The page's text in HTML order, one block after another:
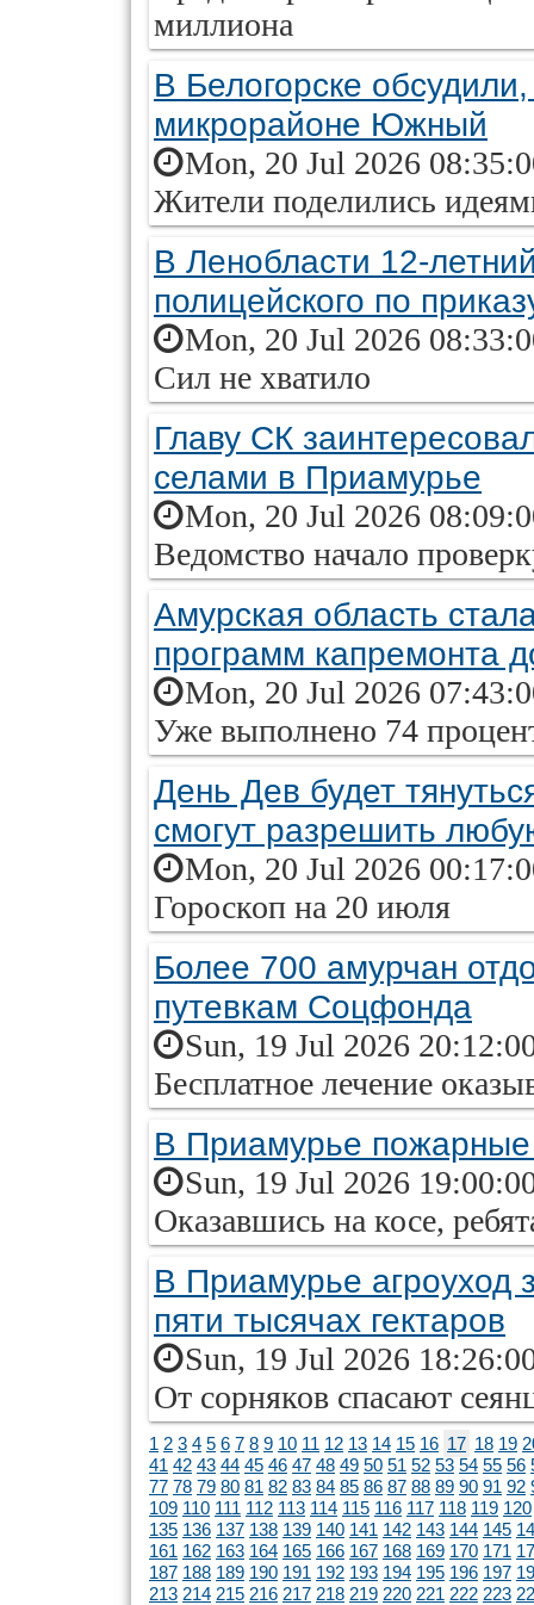
миллиона
В Белогорске
микрорайоне Южный
Mon, 20 Jul 2026
Жители поделились
В Ленобласти 12-
полицейского по
Mon, 20 Jul 2026
Сил не хватило
Главу СК
селами в Приамурье
Mon, 20 Jul 2026
Ведомство начало
Амурская область
программ капремонта
Mon, 20 Jul 2026
Уже выполнено 74
День Дев будет
смогут разрешить
Mon, 20 Jul 2026
Гороскоп на 20 июля
Более 700 амурчан
путевкам Соцфонда
Sun, 19 Jul 2026
Бесплатное лечение
В Приамурье пожарные
Sun, 19 Jul 2026
Оказавшись на косе,
В Приамурье агроуход
пяти тысячах гектаров
Sun, 19 Jul 2026
От сорняков спасают
1 2 3 4 5 6 7 8 9 10 11 12 13 14 15 16 17 18 19
41 42 43 44 45 46 47 48 49 50 51 52 53 54 55 56
77 78 79 80 81 82 83 84 85 86 87 88 89 90 91 92
109 110 111 112 113 114 115 116 117 118 119 120
135 136 137 138 139 140 141 142 143 144 145
161 162 163 164 165 166 167 168 169 170 171
187 188 189 190 191 192 193 194 195 196 197
213 214 215 216 217 218 219 220 221 222 223